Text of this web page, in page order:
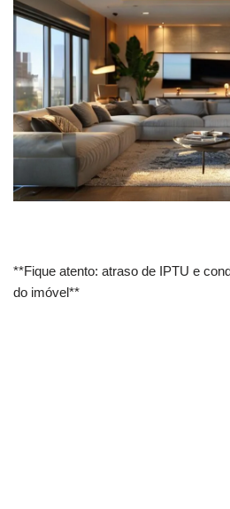
**Fique atento: atraso de IPTU e
do imóvel**